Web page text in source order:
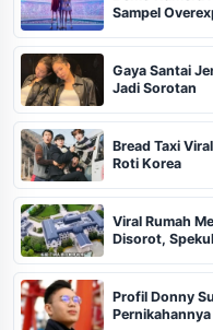
Sampel
Gaya Santai
Jadi Sorotan
Bread Taxi
Roti Korea
Viral Rumah
Disorot,
Profil Donny